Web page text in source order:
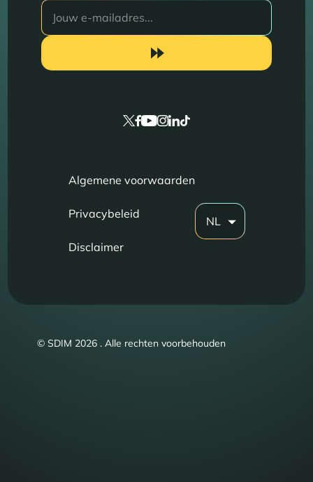
Algemene voorwaarden
Privacybeleid
Disclaimer
NL
© SDIM 2026 . Alle rechten voorbehouden